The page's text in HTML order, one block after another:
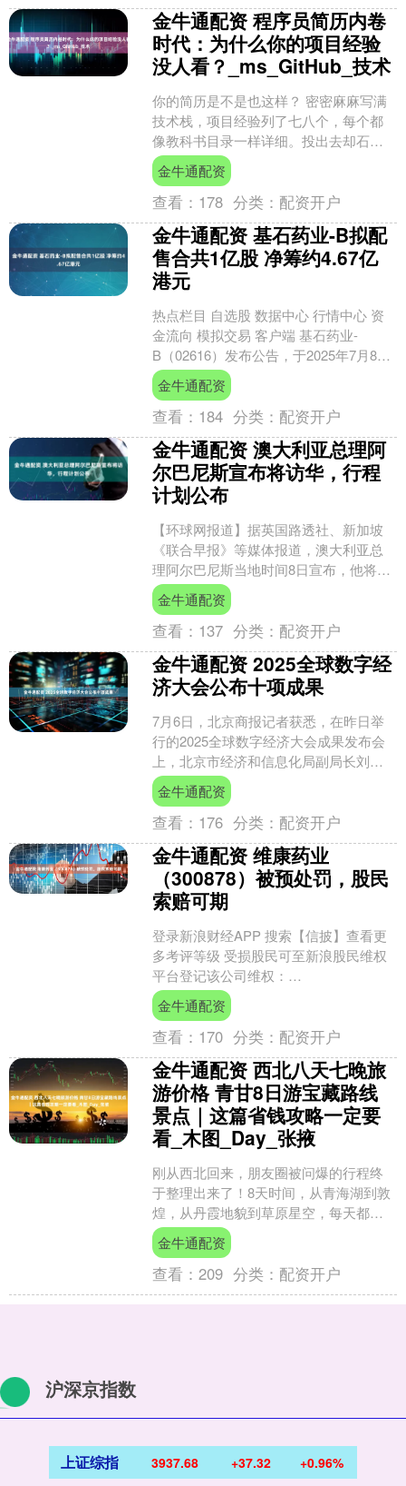
金牛通配资 程序员简历内卷
时代：为什么你的项目经验
没人看？_ms_GitHub_技术
你的简历是不是也这样？ 密密麻麻写满
技术栈，项目经验列了七八个，每个都
像教科书目录一样详细。投出去却石沉
大海，连面试机会都捞不到几个。别急
着怀疑人生，问题可能出....
金牛通配资
查看： 178 分类： 配资开户
金牛通配资 基石药业-B拟配
售合共1亿股 净筹约4.67亿
港元
热点栏目 自选股 数据中心 行情中心 资
金流向 模拟交易 客户端 基石药业-
B（02616）发布公告，于2025年7月8
日，公司拟配售合共1亿股配售股份，占
经配....
金牛通配资
查看： 184 分类： 配资开户
金牛通配资 澳大利亚总理阿
尔巴尼斯宣布将访华，行程
计划公布
【环球网报道】据英国路透社、新加坡
《联合早报》等媒体报道，澳大利亚总
理阿尔巴尼斯当地时间8日宣布，他将于
本周六（12日）起访问中国。 “我期待访
问上海、北京和成....
金牛通配资
查看： 137 分类： 配资开户
金牛通配资 2025全球数字经
济大会公布十项成果
7月6日，北京商报记者获悉，在昨日举
行的2025全球数字经济大会成果发布会
上，北京市经济和信息化局副局长刘维
亮介绍，此次大会共取得十项成果，分
别是：正式提出建设....
金牛通配资
查看： 176 分类： 配资开户
金牛通配资 维康药业
（300878）被预处罚，股民
索赔可期
登录新浪财经APP 搜索【信披】查看更
多考评等级 受损股民可至新浪股民维权
平台登记该公司维权：
http://wq.finance.sina.com.cn/ 关注....
金牛通配资
查看： 170 分类： 配资开户
金牛通配资 西北八天七晚旅
游价格 青甘8日游宝藏路线
景点｜这篇省钱攻略一定要
看_木图_Day_张掖
刚从西北回来，朋友圈被问爆的行程终
于整理出来了！8天时间，从青海湖到敦
煌，从丹霞地貌到草原星空，每天都是
视觉暴击。最关键的是，这次全程跟着
本地导游木图走，省心到....
金牛通配资
查看：209 分类： 配资开户
沪深京指数
上证综指 3937.80 +37.45 +0.96%